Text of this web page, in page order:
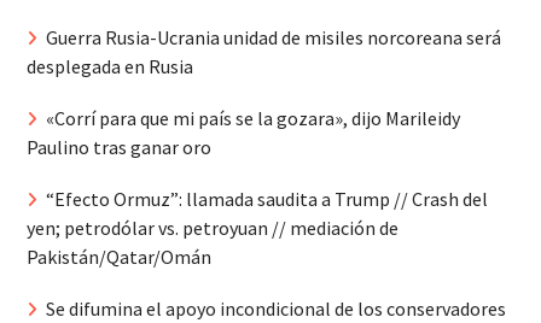
Guerra Rusia-Ucrania unidad de misiles norcoreana será
desplegada en Rusia
«Corrí para que mi país se la gozara», dijo Marileidy
Paulino tras ganar oro
“Efecto Ormuz”: llamada saudita a Trump // Crash del
yen; petrodólar vs. petroyuan // mediación de
Pakistán/Qatar/Omán
Se difumina el apoyo incondicional de los conservadores